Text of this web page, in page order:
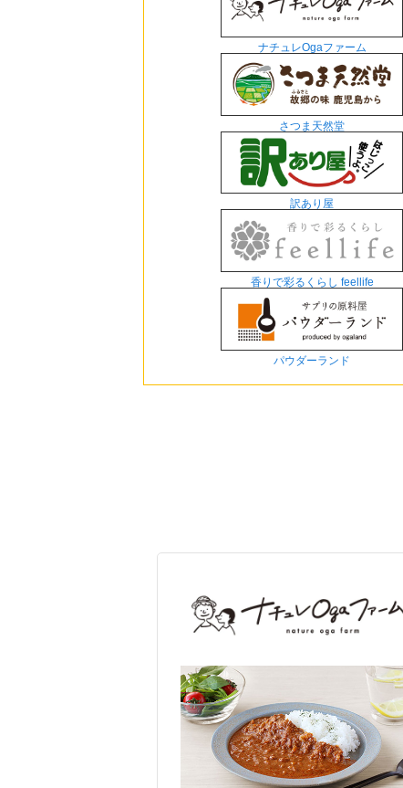
ナチュレOgaファーム
さつま天然堂
訳あり屋
香りで彩るくらし feellife
パウダーランド